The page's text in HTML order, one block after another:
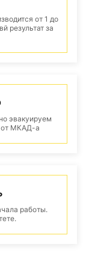
от 1 до
результат за
эвакуируем
от МКАД-а
работы.